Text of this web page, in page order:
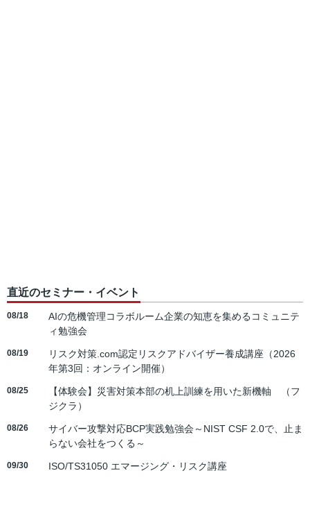
直近のセミナー・イベント
08/18
AIの危機管理コラボルーム企業の知恵を集めるコミュニテ
ィ勉強会
08/19
リスク対策.com認定リスクアドバイザー養成講座（2026
年第3回：オンライン開催）
08/25
【体験会】災害対策本部の机上訓練を用いた新機軸 （フ
ジクラ）
08/26
サイバー攻撃対応BCP実践勉強会～NIST CSF 2.0で、止ま
らない会社をつくる～
09/30 ISO/TS31050 エマージング・リスク講座